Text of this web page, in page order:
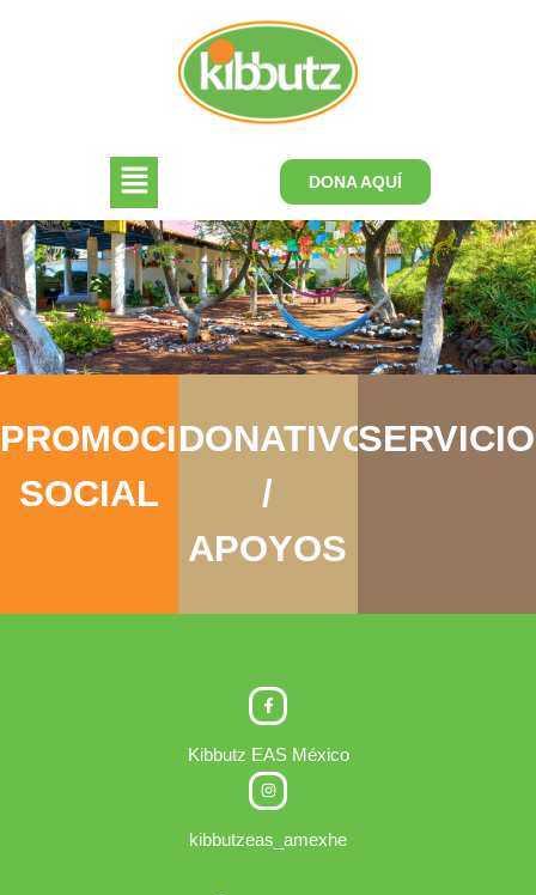
DONA AQUÍ
PROMOCIÓN
SOCIAL
DONATIVOS
/
APOYOS
Kibbutz EAS México
kibbutzeas_amexhe